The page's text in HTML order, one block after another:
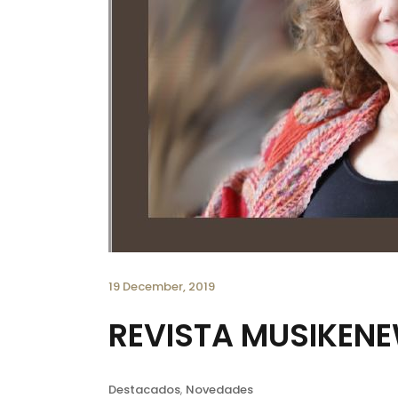
19 December, 2019
REVISTA
Destacados, Novedades